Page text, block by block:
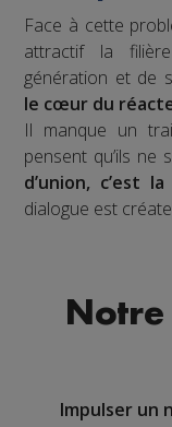
Face à cette
attractif la
génération et de
le cœur du
Il manque un
pensent qu’ils
d’union, c’est
dialogue est
Impulser un